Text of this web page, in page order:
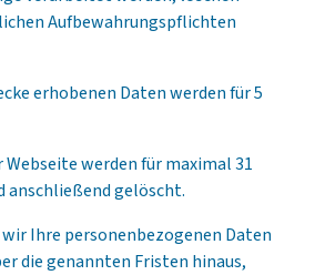
Aufbewahrungspflichten
erhobenen Daten werden für 5
Webseite werden für maximal 31
anschließend gelöscht.
Ihre personenbezogenen Daten
die genannten Fristen hinaus,